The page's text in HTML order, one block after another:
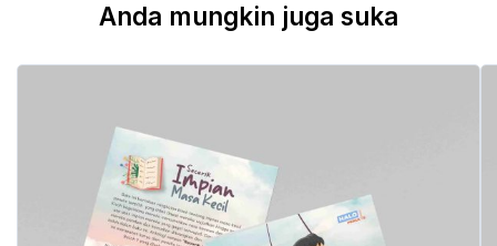
Anda mungkin juga suka